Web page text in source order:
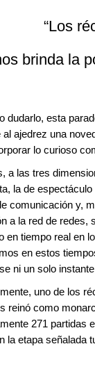
“Los
brinda la
dudarlo, esta
al ajedrez una
lo curioso
a las tres
la de
comunicación y,
a la red de redes,
en tiempo real en
en estos
ni un solo
uno de los
reinó como
271 partidas
la etapa señalada